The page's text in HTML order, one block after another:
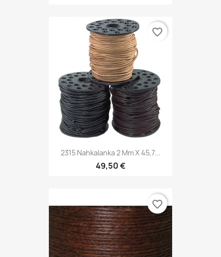
2315 Nahkalanka 2 Mm X 45,7...
49,50 €
favorite_border
favorite_border